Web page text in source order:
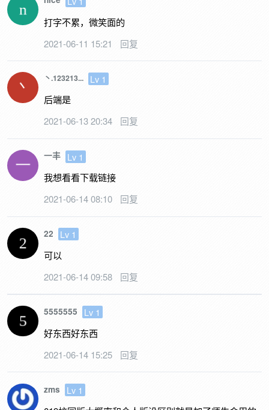
打字不累，微笑面的
2021-06-11 15:21
回复
丶.123213...
Lv 1
后端是
2021-06-13 20:34
回复
一丰
Lv 1
我想看看下载链接
2021-06-14 08:10
回复
22
Lv 1
可以
2021-06-14 09:58
回复
5555555
Lv 1
好东西好东西
2021-06-14 15:25
回复
zms
Lv 1